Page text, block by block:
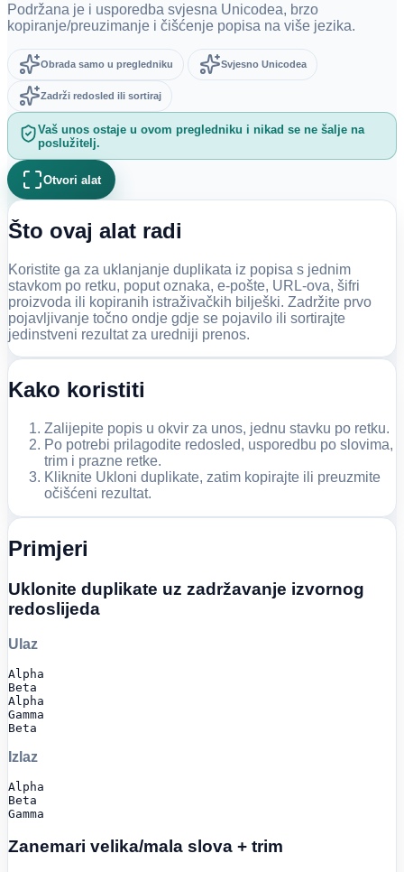
Podržana je i usporedba svjesna Unicodea, brzo
kopiranje/preuzimanje i čišćenje popisa na više jezika.
Obrada samo u pregledniku Svjesno Unicodea
Zadrži redosled ili sortiraj
Vaš unos ostaje u ovom pregledniku i nikad se ne šalje na
poslužitelj.
Otvori alat
Što ovaj alat radi
Koristite ga za uklanjanje duplikata iz popisa s jednim
stavkom po retku, poput oznaka, e-pošte, URL-ova, šifri
proizvoda ili kopiranih istraživačkih bilješki. Zadržite prvo
pojavljivanje točno ondje gdje se pojavilo ili sortirajte
jedinstveni rezultat za uredniji prenos.
Kako koristiti
Zalijepite popis u okvir za unos, jednu stavku po retku.
Po potrebi prilagodite redosled, usporedbu po slovima,
trim i prazne retke.
Kliknite Ukloni duplikate, zatim kopirajte ili preuzmite
očišćeni rezultat.
Primjeri
Uklonite duplikate uz zadržavanje izvornog
redoslijeda
Ulaz
Alpha
Beta
Alpha
Gamma
Beta
Izlaz
Alpha
Beta
Gamma
Zanemari velika/mala slova + trim